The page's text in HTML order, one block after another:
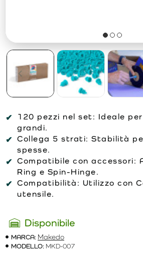
120 pezzi nel set: Ideale
grandi.
Collega 5 strati: Stabilità
spesse.
Compatibile con accessori:
Ring e Spin-Hinge.
Compatibilità: Utilizzo con
utensile.
Disponibile
MARCA: Makedo
MODELLO: MKD-007